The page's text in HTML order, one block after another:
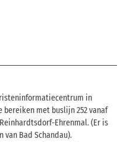
in
met buslijn 252 vanaf
Ehrenmal. (Er is
Bad Schandau).